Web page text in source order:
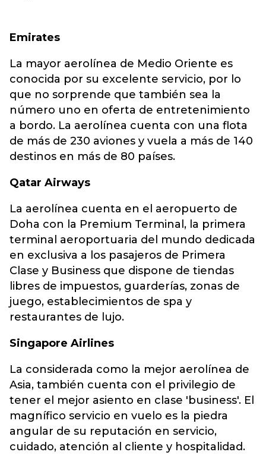
Emirates
La mayor aerolínea de Medio Oriente es
conocida por su excelente servicio, por lo
que no sorprende que también sea la
número uno en oferta de entretenimiento
a bordo. La aerolínea cuenta con una flota
de más de 230 aviones y vuela a más de 140
destinos en más de 80 países.
Qatar Airways
La aerolínea cuenta en el aeropuerto de
Doha con la Premium Terminal, la primera
terminal aeroportuaria del mundo dedicada
en exclusiva a los pasajeros de Primera
Clase y Business que dispone de tiendas
libres de impuestos, guarderías, zonas de
juego, establecimientos de spa y
restaurantes de lujo.
Singapore Airlines
La considerada como la mejor aerolínea de
Asia, también cuenta con el privilegio de
tener el mejor asiento en clase 'business'. El
magnífico servicio en vuelo es la piedra
angular de su reputación en servicio,
cuidado, atención al cliente y hospitalidad.